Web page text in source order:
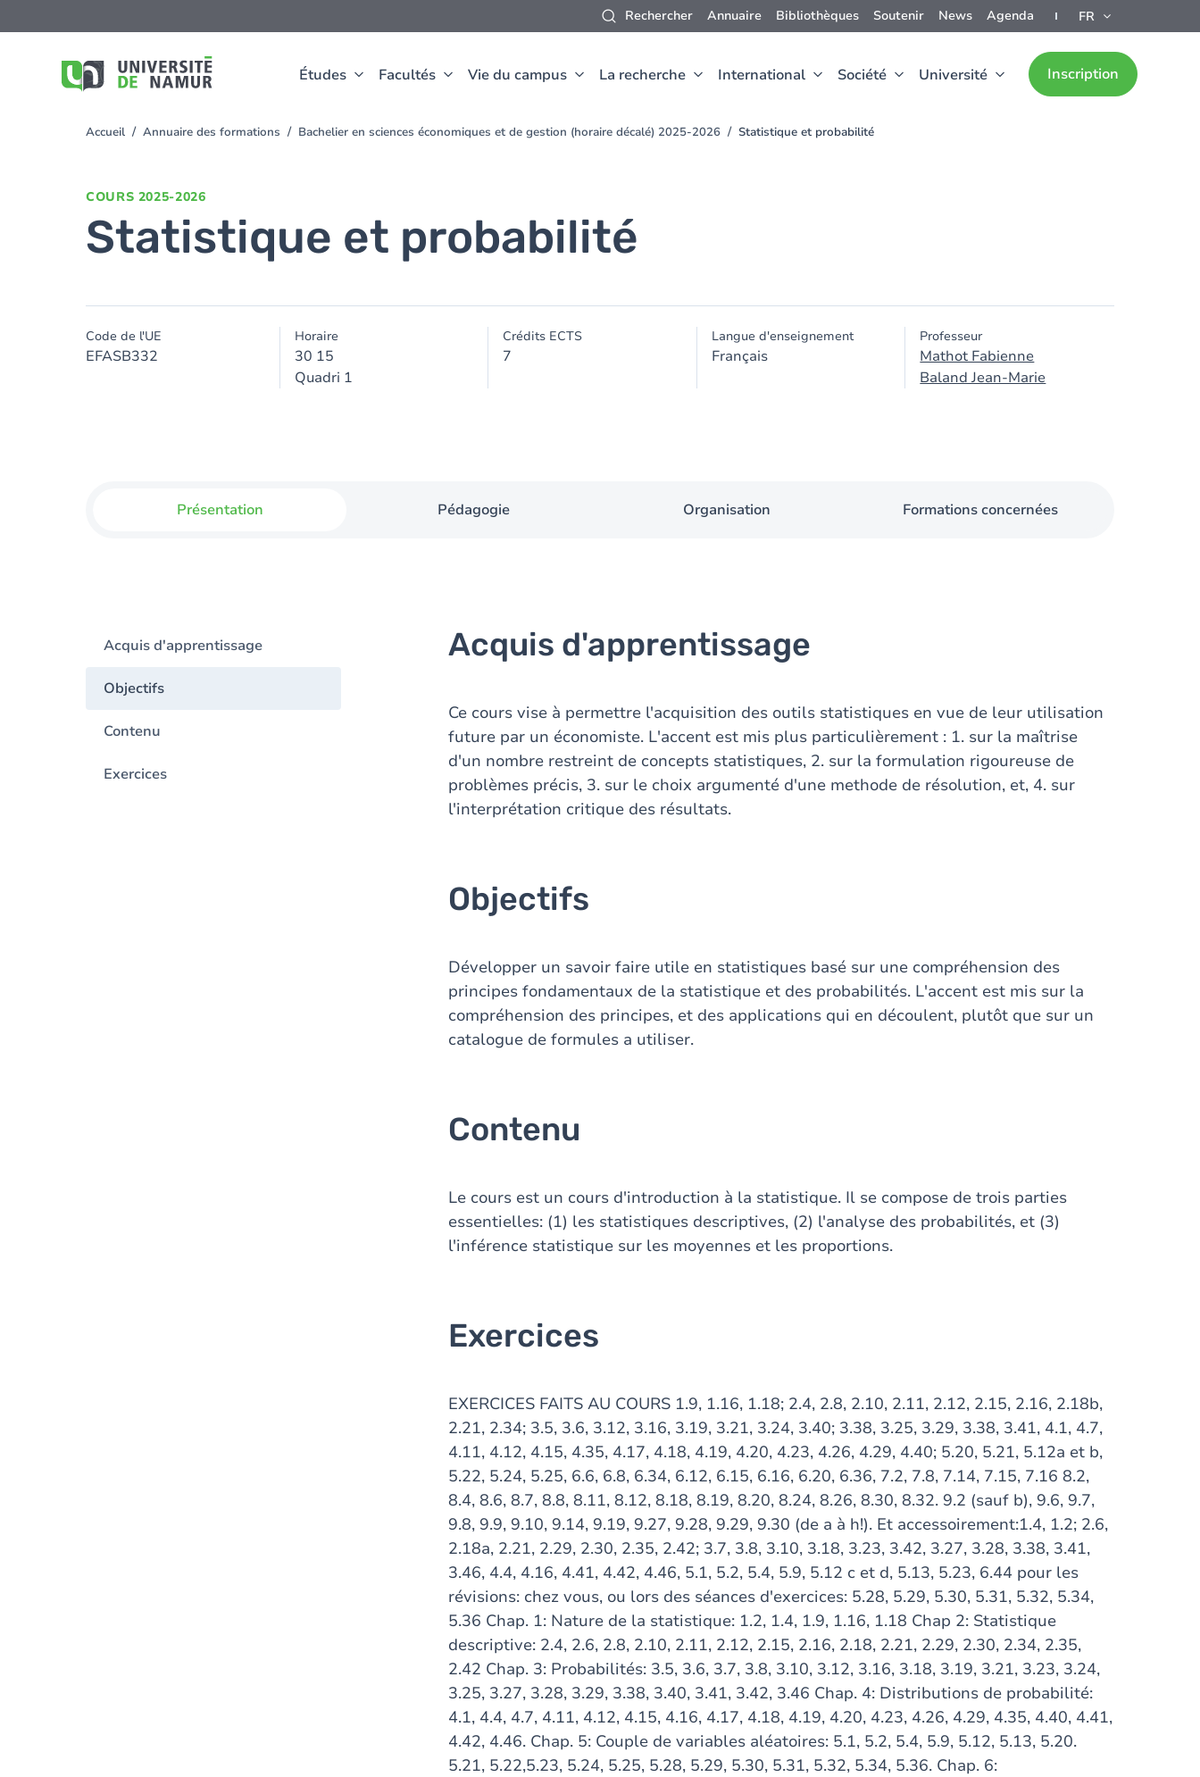
Rechercher Annuaire Bibliothèques Soutenir News Agenda FR
Études Facultés Vie du campus La recherche International Société Université Inscription
au
You
Accueil Annuaire des formations Bachelier en sciences économiques et de gestion (horaire décalé) 2025-2026 Statistique et probabilité
COURS 2025-2026
Statistique et probabilité
Code de l'UE
EFASB332
Horaire
30 15
Quadri 1
Crédits ECTS
7
Langue d'enseignement
Français
Professeur
Mathot Fabienne
Baland Jean-Marie
Présentation Pédagogie Organisation Formations concernées
Acquis d'apprentissage
Objectifs
Contenu
Exercices
Acquis d'apprentissage
Ce cours vise à permettre l'acquisition des outils statistiques en vue de leur utilisation
future par un économiste. L'accent est mis plus particulièrement : 1. sur la maîtrise
d'un nombre restreint de concepts statistiques, 2. sur la formulation rigoureuse de
problèmes précis, 3. sur le choix argumenté d'une methode de résolution, et, 4. sur
l'interprétation critique des résultats.
Objectifs
Développer un savoir faire utile en statistiques basé sur une compréhension des
principes fondamentaux de la statistique et des probabilités. L'accent est mis sur la
compréhension des principes, et des applications qui en découlent, plutôt que sur un
catalogue de formules a utiliser.
Contenu
Le cours est un cours d'introduction à la statistique. Il se compose de trois parties
essentielles: (1) les statistiques descriptives, (2) l'analyse des probabilités, et (3)
l'inférence statistique sur les moyennes et les proportions.
Exercices
EXERCICES FAITS AU COURS 1.9, 1.16, 1.18; 2.4, 2.8, 2.10, 2.11, 2.12, 2.15, 2.16, 2.18b,
2.21, 2.34; 3.5, 3.6, 3.12, 3.16, 3.19, 3.21, 3.24, 3.40; 3.38, 3.25, 3.29, 3.38, 3.41, 4.1, 4.7,
4.11, 4.12, 4.15, 4.35, 4.17, 4.18, 4.19, 4.20, 4.23, 4.26, 4.29, 4.40; 5.20, 5.21, 5.12a et b,
5.22, 5.24, 5.25, 6.6, 6.8, 6.34, 6.12, 6.15, 6.16, 6.20, 6.36, 7.2, 7.8, 7.14, 7.15, 7.16 8.2,
8.4, 8.6, 8.7, 8.8, 8.11, 8.12, 8.18, 8.19, 8.20, 8.24, 8.26, 8.30, 8.32. 9.2 (sauf b), 9.6, 9.7,
9.8, 9.9, 9.10, 9.14, 9.19, 9.27, 9.28, 9.29, 9.30 (de a à h!). Et accessoirement:1.4, 1.2; 2.6,
2.18a, 2.21, 2.29, 2.30, 2.35, 2.42; 3.7, 3.8, 3.10, 3.18, 3.23, 3.42, 3.27, 3.28, 3.38, 3.41,
3.46, 4.4, 4.16, 4.41, 4.42, 4.46, 5.1, 5.2, 5.4, 5.9, 5.12 c et d, 5.13, 5.23, 6.44 pour les
révisions: chez vous, ou lors des séances d'exercices: 5.28, 5.29, 5.30, 5.31, 5.32, 5.34,
5.36 Chap. 1: Nature de la statistique: 1.2, 1.4, 1.9, 1.16, 1.18 Chap 2: Statistique
descriptive: 2.4, 2.6, 2.8, 2.10, 2.11, 2.12, 2.15, 2.16, 2.18, 2.21, 2.29, 2.30, 2.34, 2.35,
2.42 Chap. 3: Probabilités: 3.5, 3.6, 3.7, 3.8, 3.10, 3.12, 3.16, 3.18, 3.19, 3.21, 3.23, 3.24,
3.25, 3.27, 3.28, 3.29, 3.38, 3.40, 3.41, 3.42, 3.46 Chap. 4: Distributions de probabilité:
4.1, 4.4, 4.7, 4.11, 4.12, 4.15, 4.16, 4.17, 4.18, 4.19, 4.20, 4.23, 4.26, 4.29, 4.35, 4.40, 4.41,
4.42, 4.46. Chap. 5: Couple de variables aléatoires: 5.1, 5.2, 5.4, 5.9, 5.12, 5.13, 5.20.
5.21, 5.22,5.23, 5.24, 5.25, 5.28, 5.29, 5.30, 5.31, 5.32, 5.34, 5.36. Chap. 6: